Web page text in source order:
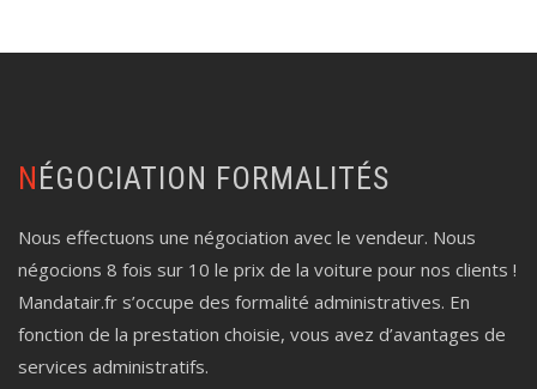
NÉGOCIATION FORMALITÉS
Nous effectuons une négociation avec le vendeur. Nous
négocions 8 fois sur 10 le prix de la voiture pour nos clients !
Mandatair.fr s’occupe des formalité administratives. En
fonction de la prestation choisie, vous avez d’avantages de
services administratifs.